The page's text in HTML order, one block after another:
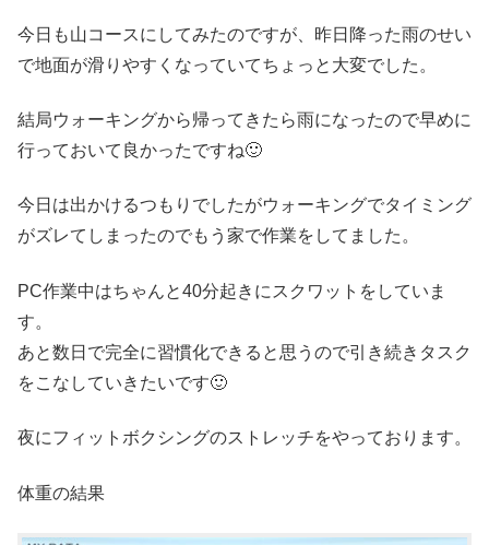
今日も山コースにしてみたのですが、昨日降った雨のせい
で地面が滑りやすくなっていてちょっと大変でした。
結局ウォーキングから帰ってきたら雨になったので早めに
行っておいて良かったですね🙂
今日は出かけるつもりでしたがウォーキングでタイミング
がズレてしまったのでもう家で作業をしてました。
PC作業中はちゃんと40分起きにスクワットをしていま
す。
あと数日で完全に習慣化できると思うので引き続きタスク
をこなしていきたいです🙂
夜にフィットボクシングのストレッチをやっております。
体重の結果